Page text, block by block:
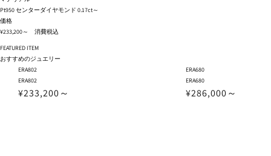
Pt950 センターダイヤモンド 0.17ct～
価格
¥233,200～ 消費税込
FEATURED ITEM
おすすめのジュエリー
ERA802
ERA802
¥233,200～
ERA680
ERA680
¥286,000～